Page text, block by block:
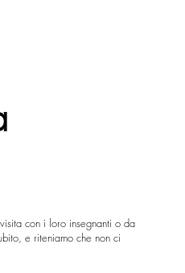
con i loro insegnanti o da
e riteniamo che non ci